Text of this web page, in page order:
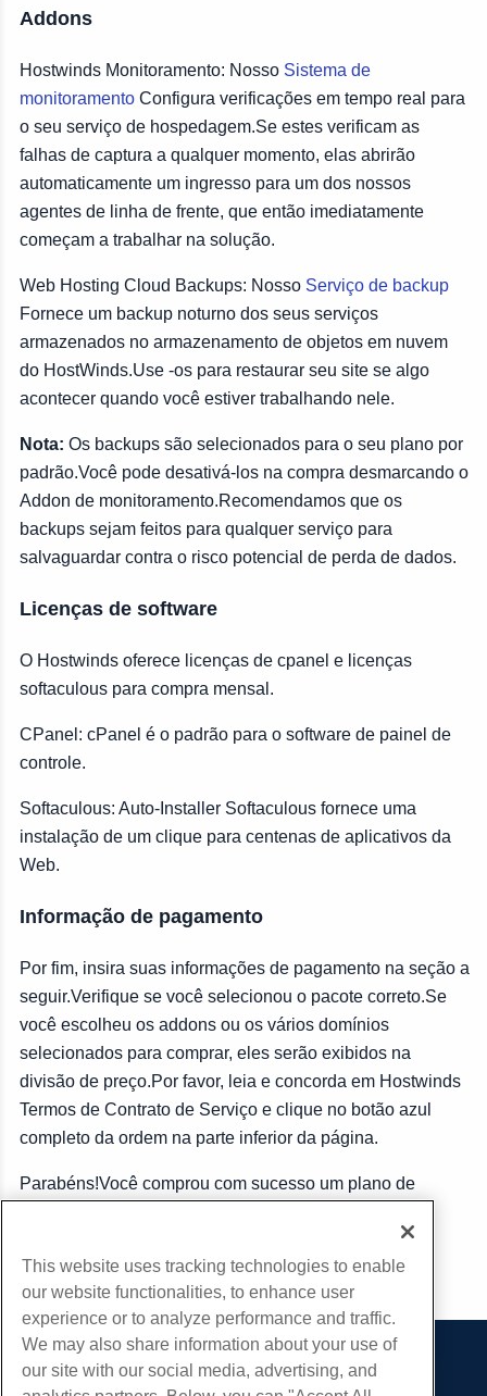
Addons
Hostwinds Monitoramento: Nosso Sistema de
monitoramento Configura verificações em tempo real para
o seu serviço de hospedagem.Se estes verificam as
falhas de captura a qualquer momento, elas abrirão
automaticamente um ingresso para um dos nossos
agentes de linha de frente, que então imediatamente
começam a trabalhar na solução.
Web Hosting Cloud Backups: Nosso Serviço de backup
Fornece um backup noturno dos seus serviços
armazenados no armazenamento de objetos em nuvem
do HostWinds.Use -os para restaurar seu site se algo
acontecer quando você estiver trabalhando nele.
Nota: Os backups são selecionados para o seu plano por
padrão.Você pode desativá-los na compra desmarcando o
Addon de monitoramento.Recomendamos que os
backups sejam feitos para qualquer serviço para
salvaguardar contra o risco potencial de perda de dados.
Licenças de software
O Hostwinds oferece licenças de cpanel e licenças
softaculous para compra mensal.
CPanel: cPanel é o padrão para o software de painel de
controle.
Softaculous: Auto-Installer Softaculous fornece uma
instalação de um clique para centenas de aplicativos da
Web.
Informação de pagamento
Por fim, insira suas informações de pagamento na seção a
seguir.Verifique se você selecionou o pacote correto.Se
você escolheu os addons ou os vários domínios
selecionados para comprar, eles serão exibidos na
divisão de preço.Por favor, leia e concorda em Hostwinds
Termos de Contrato de Serviço e clique no botão azul
completo da ordem na parte inferior da página.
Parabéns!Você comprou com sucesso um plano de
cópia de URL
Produtos
This website uses tracking technologies to enable
our website functionalities, to enhance user
experience or to analyze performance and traffic.
We may also share information about your use of
our site with our social media, advertising, and